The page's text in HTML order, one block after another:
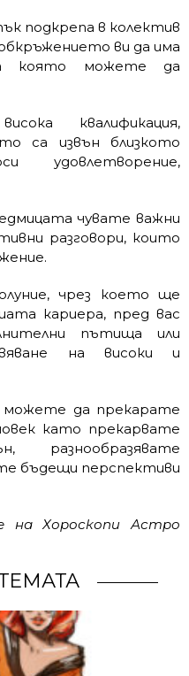
подкрепа в колектив
ви да има
която можете да
квалификация,
са извън близкото
удовлетворение,
чувате важни
разговори, които
чрез което ще
кариера, пред вас
пътища или
на високи и
можете да прекарате
като прекарвате
разнообразявате
бъдещи перспективи
на Хороскопи Астро